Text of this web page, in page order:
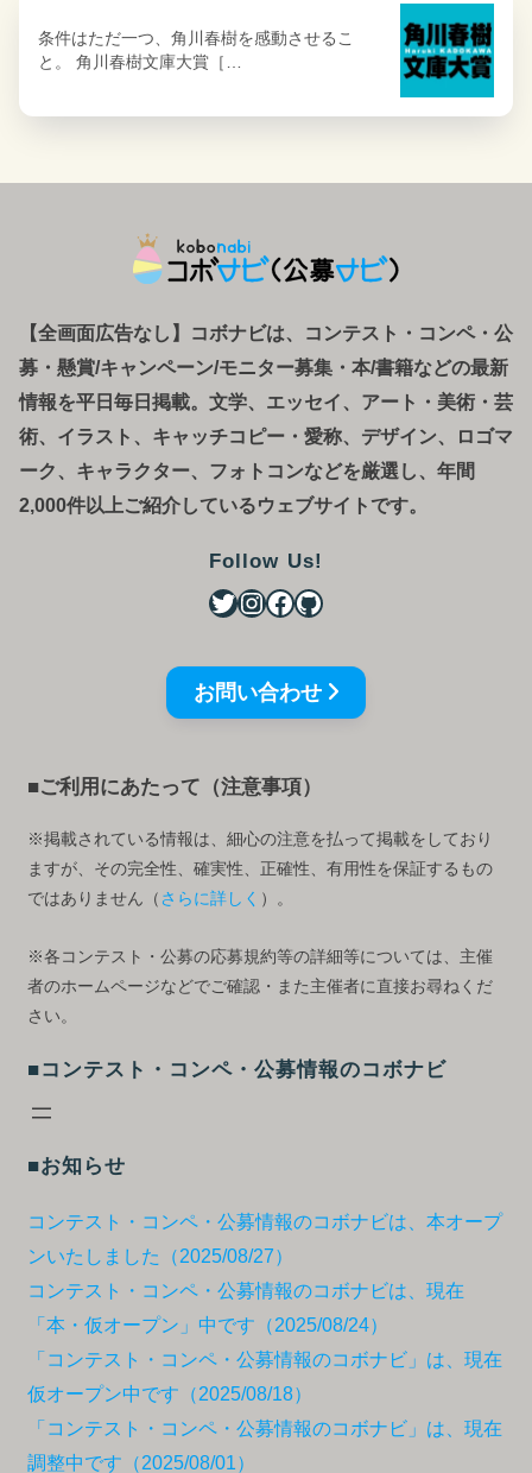
条件はただ一つ、角川春樹を感動させるこ
と。 角川春樹文庫大賞［…
【全画面広告なし】コボナビは、コンテスト・コンペ・ 公
募 ・ 懸賞/キャンペーン/モニター募集・本/書籍などの最新
情報を平日毎日掲載。文学、エッセイ、アート・美術・芸
術、イラスト、キャッチコピー・愛称、デザイン、ロゴマ
ーク、キャラクター、フォトコンなどを厳選し、年間
2,000件以上ご紹介しているウェブサイトです。
Follow Us!
お問い合わせ
■ご利用にあたって（注意事項）
※掲載されている情報は、細心の注意を払って掲載をしており
ますが、その完全性、確実性、正確性、有用性を保証するもの
ではありません（ さらに詳しく ）。
※各コンテスト・公募の応募規約等の詳細等については、主催
者のホームページなどでご確認・また主催者に直接お尋ねくだ
さい。
■コンテスト・コンペ・公募情報のコボナビ
■お知らせ
コンテスト・コンペ・公募情報のコボナビは、本オープ
ンいたしました（2025/08/27）
コンテスト・コンペ・公募情報のコボナビは、現在
「本・仮オープン」中です（2025/08/24）
「コンテスト・コンペ・公募情報のコボナビ」は、現在
仮オープン中です（2025/08/18）
「コンテスト・コンペ・公募情報のコボナビ」は、現在
調整中です（2025/08/01）